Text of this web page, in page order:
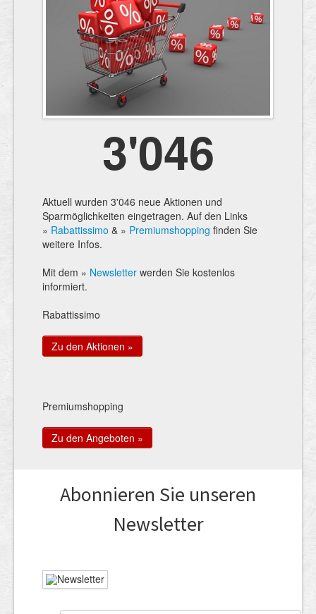
3'046
Aktuell wurden 3'046 neue Aktionen und
Sparmöglichkeiten eingetragen. Auf den Links
» Rabattissimo & » Premiumshopping finden Sie
weitere Infos.
Mit dem » Newsletter werden Sie kostenlos
informiert.
Rabattissimo
Zu den Aktionen »
Premiumshopping
Zu den Angeboten »
Abonnieren Sie unseren
News­letter